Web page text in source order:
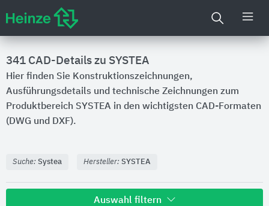
341 CAD-Details zu SYSTEA
Hier finden Sie Konstruktionszeichnungen,
Ausführungsdetails und technische Zeichnungen zum
Produktbereich SYSTEA in den wichtigsten CAD-Formaten
(DWG und DXF).
Suche: Systea Hersteller: SYSTEA
Auswahl filtern